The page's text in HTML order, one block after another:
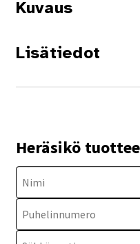
Kuvaus
Lisätiedot
Heräsikö